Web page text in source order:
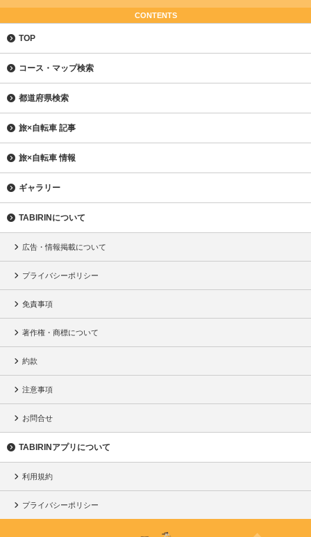
CONTENTS
TOP
コース・マップ検索
都道府県検索
旅×自転車 記事
旅×自転車 情報
ギャラリー
TABIRINについて
広告・情報掲載について
プライバシーポリシー
免責事項
著作権・商標について
約款
注意事項
お問合せ
TABIRINアプリについて
利用規約
プライバシーポリシー